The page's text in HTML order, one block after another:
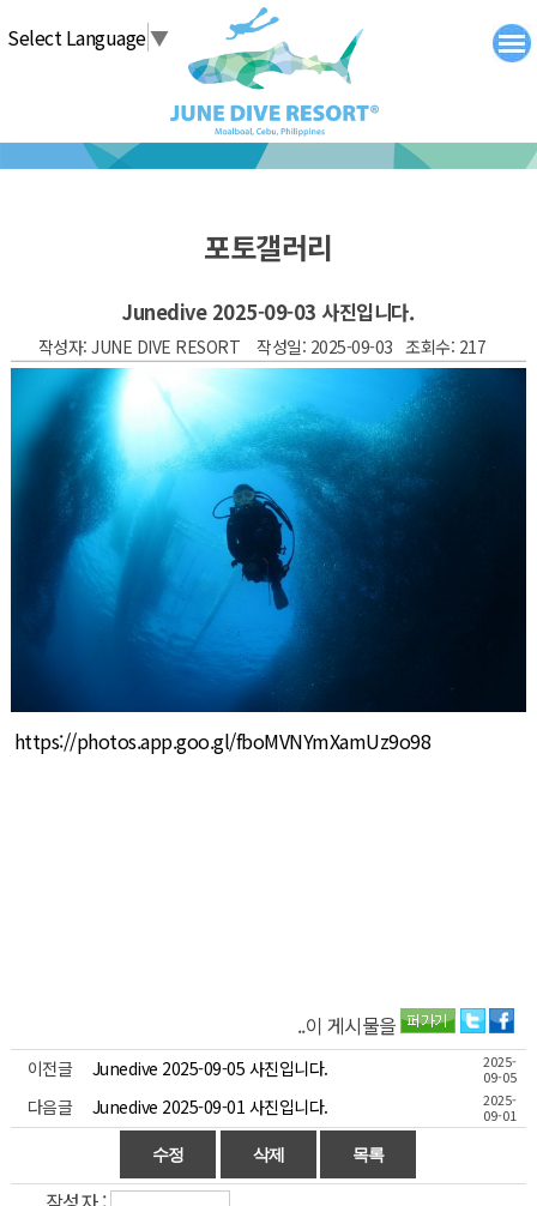
Select Language▼
포토갤러리
Junedive 2025-09-03 사진입니다.
작성자: JUNE DIVE RESORT 작성일: 2025-09-03 조회수: 217
https://photos.app.goo.gl/fboMVNYmXamUz9o98
..이 게시물을
이전글 Junedive 2025-09-05 사진입니다.
2025-
09-05
다음글 Junedive 2025-09-01 사진입니다.
2025-
09-01